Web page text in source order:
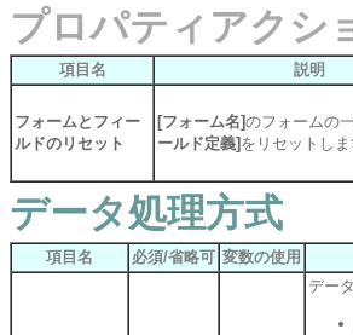
プロパティアクシ
項目名 説明
フォームとフィー
ルドのリセット
[フォーム名]のフォームの
ールド定義] をリセットしま
データ処理方式
項目名 必須/省略可 変数の使用
デー